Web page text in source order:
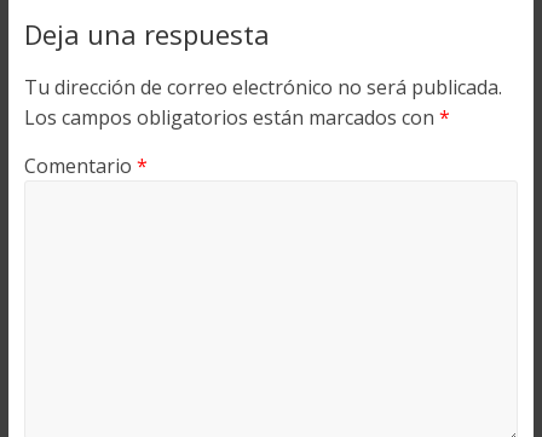
Deja una respuesta
Tu dirección de correo electrónico no será publicada.
Los campos obligatorios están marcados con *
Comentario *